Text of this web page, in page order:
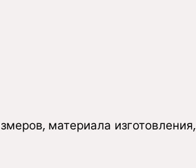
материала изготовления,